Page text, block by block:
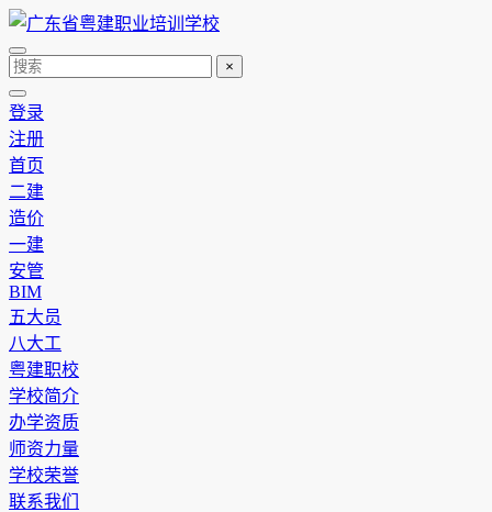
×
登录
注册
首页
二建
造价
一建
安管
BIM
五大员
八大工
粤建职校
学校简介
办学资质
师资力量
学校荣誉
联系我们